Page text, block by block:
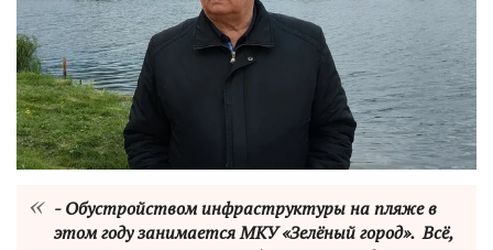
- Обустройством инфраструктуры на пляже в
этом году занимается МКУ «Зелёный город». Всё,